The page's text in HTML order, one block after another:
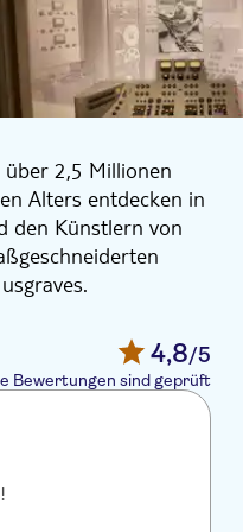
2,5 Millionen
Alters entdecken in
den Künstlern von
„Home of 1.000
of Many Colors“,
4,8/5
Bewertungen sind geprüft